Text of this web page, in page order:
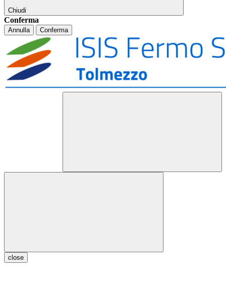
Chiudi
Conferma
Annulla Conferma
close